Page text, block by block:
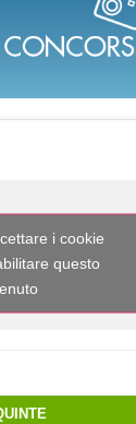
i cookie
questo